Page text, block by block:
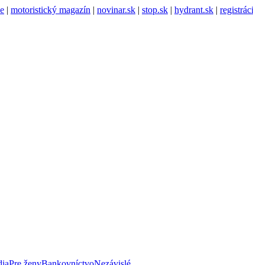
| motoristický magazín | novinar.sk | stop.sk | hydrant.sk |